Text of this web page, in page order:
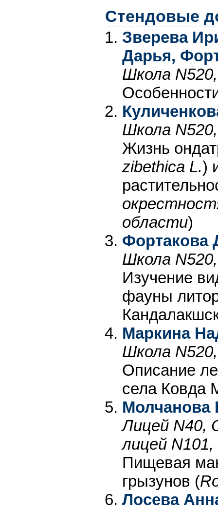
Стендовые
Зверева
Дарья,
Школа
Школа
Жизнь
zibethica L.)
области)
Фортакова
Школа
Изучение
фауны
Маркина
Школа
Описание
села Ковда
Молчанова
Лицей N40,
лицей
Пищевая
грызунов (
Лосева